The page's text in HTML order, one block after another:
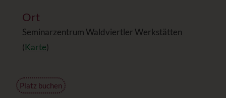
Ort
Seminarzentrum Waldviertler Werkstätten
(Karte)
Platz buchen